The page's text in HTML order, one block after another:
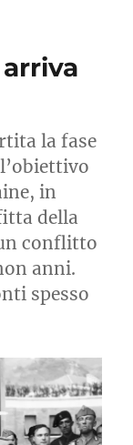
la fase
in
della
conflitto
anni.
spesso